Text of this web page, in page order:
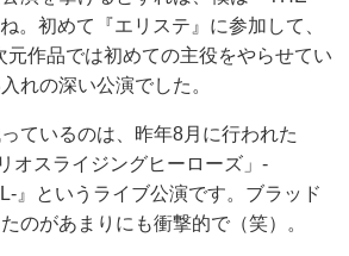
。初めて『エリステ』に参加して、
元作品では初めての主役をやらせてい
れの深い公演でした。
ているのは、昨年8月に行われた
オスライジングヒーローズ」-
』というライブ公演です。ブラッド
のがあまりにも衝撃的で（笑）。